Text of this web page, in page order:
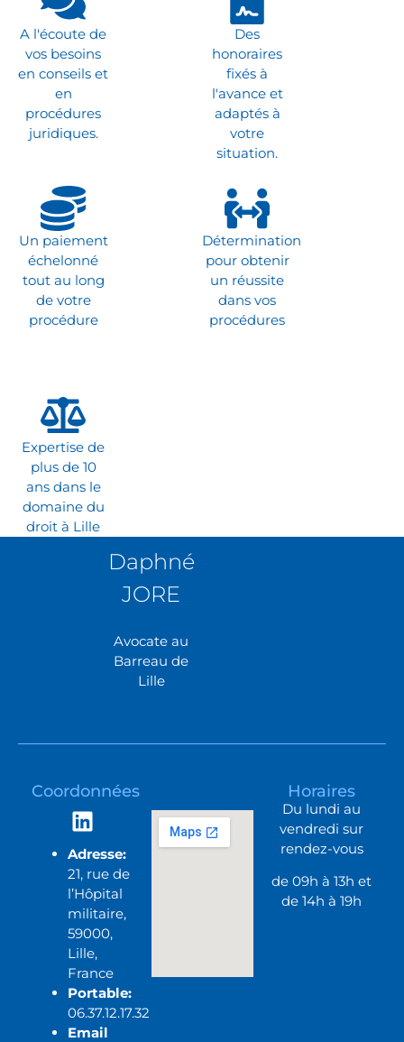
A l'écoute de
vos besoins
en conseils et
en
procédures
juridiques.
Des
honoraires
fixés à
l'avance et
adaptés à
votre
situation.
Un paiement
échelonné
tout au long
de votre
procédure
Détermination
pour obtenir
un réussite
dans vos
procédures
Expertise de
plus de 10
ans dans le
domaine du
droit à Lille
Daphné
JORE
Avocate au
Barreau de
Lille
Coordonnées
Adresse:
21, rue de
l’Hôpital
militaire,
59000,
Lille,
France
Portable:
06.37.12.17.32
Email
Horaires
Du lundi au
vendredi sur
rendez-vous
de 09h à 13h et
de 14h à 19h